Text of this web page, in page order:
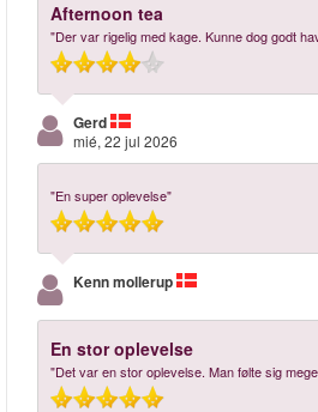
Afternoon tea
"Der var rigelig med kage. Kunne dog godt
Gerd
mié, 22 jul 2026
"En super oplevelse"
Kenn mollerup
En stor oplevelse
"Det var en stor oplevelse. Man følte sig